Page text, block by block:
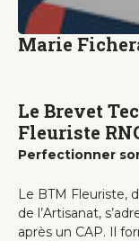
Marie
Le Brevet
Fleuriste
Perfectionner
Le BTM Fleuriste,
de l’Artisanat,
après un CAP. Il